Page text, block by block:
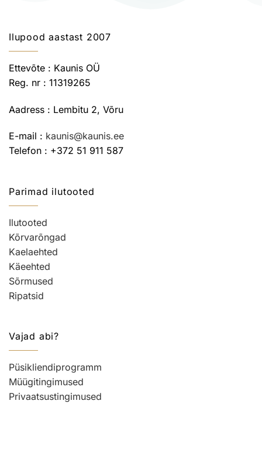
Ilupood aastast 2007
Ettevõte : Kaunis OÜ
Reg. nr : 11319265
Aadress : Lembitu 2, Võru
E-mail : kaunis@kaunis.ee
Telefon : +372 51 911 587
Parimad ilutooted
Ilutooted
Kõrvarõngad
Kaelaehted
Käeehted
Sõrmused
Ripatsid
Vajad abi?
Püsikliendiprogramm
Müügitingimused
Privaatsustingimused